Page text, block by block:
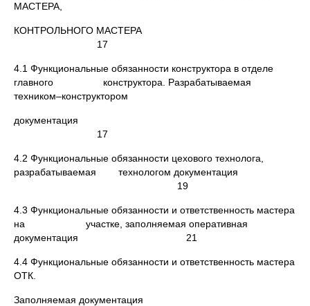
МАСТЕРА,
КОНТРОЛЬНОГО МАСТЕРА
17
4.1 Функциональные обязанности конструктора в отделе
главного конструктора. Разрабатываемая
техником–конструктором
документация
17
4.2 Функциональные обязанности цехового технолога,
разрабатываемая технологом документация
19
4.3 Функциональные обязанности и ответственность мастера
на участке, заполняемая оперативная
документация 21
4.4 Функциональные обязанности и ответственность мастера
ОТК.
Заполняемая документация